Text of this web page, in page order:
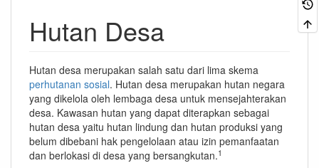
Hutan Desa
Hutan desa merupakan salah satu dari lima skema
perhutanan sosial. Hutan desa merupakan hutan negara
yang dikelola oleh lembaga desa untuk mensejahterakan
desa. Kawasan hutan yang dapat diterapkan sebagai
hutan desa yaitu hutan lindung dan hutan produksi yang
belum dibebani hak pengelolaan atau izin pemanfaatan
dan berlokasi di desa yang bersangkutan.1